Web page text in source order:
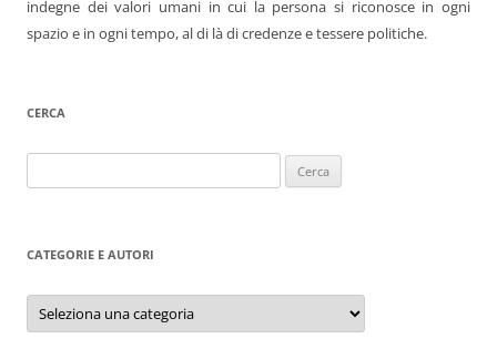
indegne dei valori umani in cui la persona si riconosce in ogni
spazio e in ogni tempo, al di là di credenze e tessere politiche.
CERCA
per:
CATEGORIE E AUTORI
Categorie
autori